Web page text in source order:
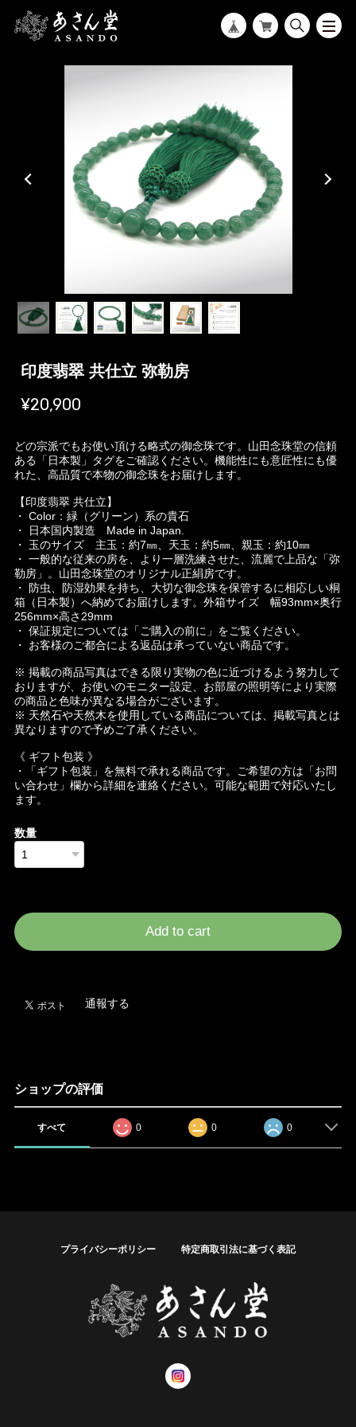
印度翡翠 共仕立 弥勒房
¥20,900
どの宗派でもお使い頂ける略式の御念珠です。山田念珠堂の信頼
ある「日本製」タグをご確認ください。機能性にも意匠性にも優
れた、高品質で本物の御念珠をお届けします。
【印度翡翠 共仕立】
・ Color：緑（グリーン）系の貴石
・ 日本国内製造 Made in Japan.
・ 玉のサイズ 主玉：約7㎜、天玉：約5㎜、親玉：約10㎜
・ 一般的な従来の房を、より一層洗練させた、流麗で上品な「弥
勒房」。山田念珠堂のオリジナル正絹房です。
・ 防虫、防湿効果を持ち、大切な御念珠を保管するに相応しい桐
箱（日本製）へ納めてお届けします。外箱サイズ 幅93mm×奥行
256mm×高さ29mm
・ 保証規定については「ご購入の前に」をご覧ください。
・ お客様のご都合による返品は承っていない商品です。
※ 掲載の商品写真はできる限り実物の色に近づけるよう努力して
おりますが、お使いのモニター設定、お部屋の照明等により実際
の商品と色味が異なる場合がございます。
※ 天然石や天然木を使用している商品については、掲載写真とは
異なりますので予めご了承ください。
《 ギフト包装 》
・「ギフト包装」を無料で承れる商品です。ご希望の方は「お問
い合わせ」欄から詳細を連絡ください。可能な範囲で対応いたし
ます。
数量
Add to cart
通報する
ショップの評価
すべて 0 0 0
プライバシーポリシー 特定商取引法に基づく表記